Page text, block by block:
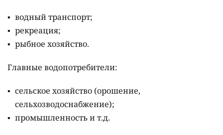
водный транспорт;
рекреация;
рыбное хозяйство.
Главные водопотребители:
сельское хозяйство (орошение,
сельхозводоснабжение);
промышленность и т.д.